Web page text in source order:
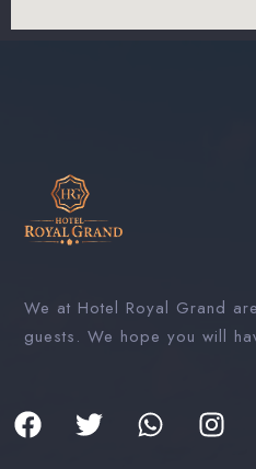
We at Hotel Royal Grand
guests. We hope you will